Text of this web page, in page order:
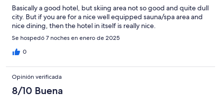
Basically a good hotel, but skiing area not so good and quite dull
city. But if you are for a nice well equipped sauna/spa area and
nice dining, then the hotel in itself is really nice.
Se hospedó 7 noches en enero de 2025
0
Opinión verificada
8/10 Buena